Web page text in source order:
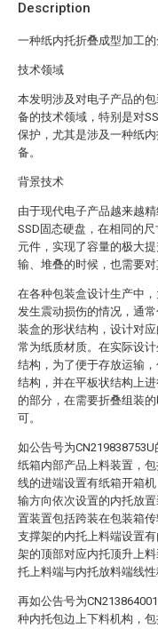
Description
一种纸内托折叠成型加工
技术领域
本发明涉及对电子产品的
备的技术领域，特别是对
保护，尤其是涉及一种纸
备。
背景技术
由于现代电子产品越来越
SSD固态硬盘，在相同的
元件，实现了容量的极大
输、堆叠的时候，也需要
在各种包装盒设计生产中
发生震动损伤的情况，通
装盒的形状结构，设计对
常为纸质材质。在实际设
结构，为了便于存放运输
结构，并在平板状结构上
的部分，在需要折叠组装
可。
如公告号为
纸箱内部产品上料装置，
线的进端设置有纸箱开箱
输方向依次设置的内托放
置装置包括跨装在包装箱
支撑架的内托上料端设置
架的顶部对应内托顶升上
托上料端与内托放料端线
再如公告号为
种内托包边上下料机构，